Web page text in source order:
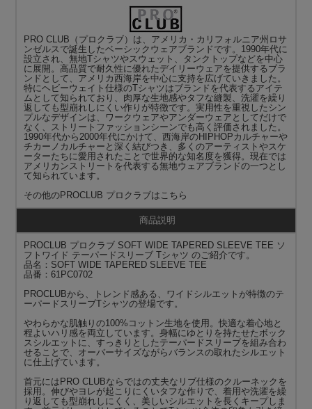
PRO CLUB（プロクラブ）は、アメリカ・カリフォルニア州ロサ
ンゼルスで誕生したベーシックウェアブランドです。1990年代に
設立され、無地Tシャツやスウェット、タンクトップなどを中心
に展開。高品質で耐久性に優れたデイリーウェアを提供するブラ
ンドとして、アメリカ西海岸を中心に支持を広げていきました。
特にヘビーウェイト仕様のTシャツはブランドを代表するアイテ
ムとして知られており、肉厚な生地感やタフな縫製、洗濯を繰り
返しても型崩れしにくい作りが特徴です。実用性を重視したシン
プルなデザインは、ワークウェアやアンダーウェアとしてだけで
なく、ストリートファッションシーンでも高く評価されました。
1990年代から2000年代にかけて、西海岸のHIPHOPカルチャーや
チカーノカルチャーと深く結びつき、多くのアーティストやスケ
ーターたちに愛用されたことで世界的な知名度を獲得。現在では
アメリカンストリートを代表する無地ウェアブランドの一つとし
て知られています。
その他のPROCLUB プロクラブはこちら
商品説明
PROCLUB プロクラブ SOFT WIDE TAPERED SLEEVE TEE ソ
フトワイド テーパードスリーブ Tシャツ のご紹介です。
品名：SOFT WIDE TAPERED SLEEVE TEE
品番：61PC0702
PROCLUBから、トレンド感ある、ワイドシルエットが特徴のテ
ーパードスリーブTシャツの登場です。
やわらかな肌触りの100%コットン生地を使用。快適な着心地と
程よいハリ感を両立しています。身幅にゆとりを持たせたボック
スシルエットに、すっきりとしたテーパードスリーブを組み合わ
せることで、オーバーサイズながらバランスの取れたシルエット
に仕上げています。
首元にはPRO CLUBならではの丈夫なリブ仕様のクルーネックを
採用。伸びやヨレが起こりにくいタフな作りで、着用や洗濯を繰
り返しても型崩れしにくく、美しいシルエットを長くキープしま